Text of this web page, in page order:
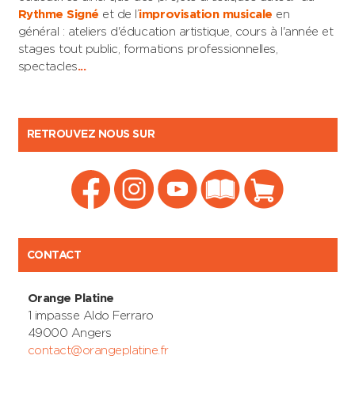
Rythme Signé et de l’improvisation musicale en
général : ateliers d'éducation artistique, cours à l'année et
stages tout public, formations professionnelles,
spectacles...
RETROUVEZ NOUS SUR
CONTACT
Orange Platine
1 impasse Aldo Ferraro
49000 Angers
contact@orangeplatine.fr